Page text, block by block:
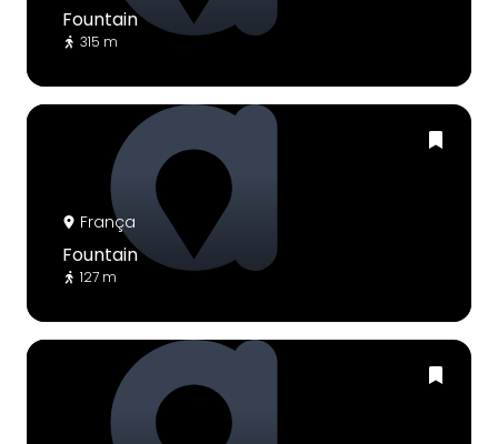
Fountain
315 m
França
Fountain
127 m